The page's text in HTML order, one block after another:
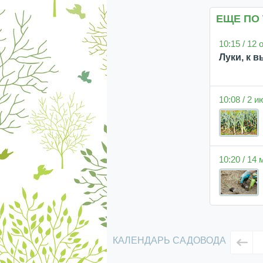
ЕЩЕ ПО
10:15 / 12
Луки, к
10:08 / 2
10:20 / 14
КАЛЕНДАРЬ САДОВОДА